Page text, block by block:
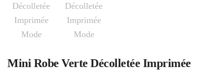
Mini Robe Verte Décolletée Imprimée